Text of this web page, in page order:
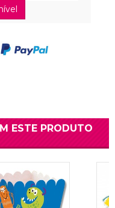
ESTE PRODUTO